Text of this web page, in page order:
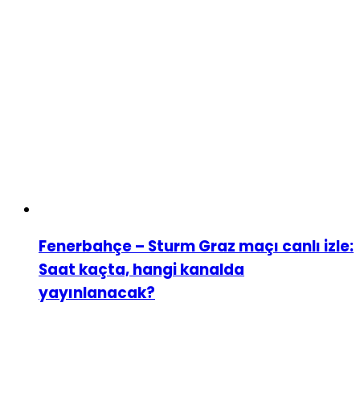
Fenerbahçe – Sturm Graz maçı canlı izle:
Saat kaçta, hangi kanalda
yayınlanacak?